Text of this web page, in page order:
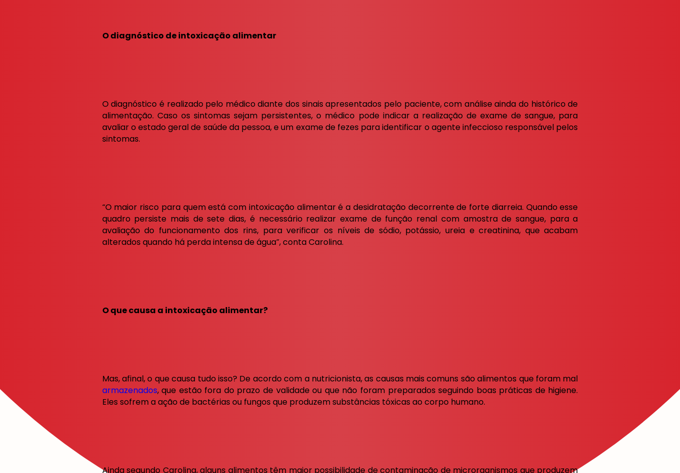
O diagnóstico de intoxicação alimentar
O diagnóstico é realizado pelo médico diante dos sinais apresentados pelo paciente, com análise ainda do histórico de
alimentação. Caso os sintomas sejam persistentes, o médico pode indicar a realização de exame de sangue, para
avaliar o estado geral de saúde da pessoa, e um exame de fezes para identificar o agente infeccioso responsável pelos
sintomas.
“O maior risco para quem está com intoxicação alimentar é a desidratação decorrente de forte diarreia. Quando esse
quadro persiste mais de sete dias, é necessário realizar exame de função renal com amostra de sangue, para a
avaliação do funcionamento dos rins, para verificar os níveis de sódio, potássio, ureia e creatinina, que acabam
alterados quando há perda intensa de água”, conta Carolina.
O que causa a intoxicação alimentar?
Mas, afinal, o que causa tudo isso? De acordo com a nutricionista, as causas mais comuns são alimentos que foram mal
armazenados, que estão fora do prazo de validade ou que não foram preparados seguindo boas práticas de higiene.
Eles sofrem a ação de bactérias ou fungos que produzem substâncias tóxicas ao corpo humano.
Ainda segundo Carolina, alguns alimentos têm maior possibilidade de contaminação de microrganismos que produzem